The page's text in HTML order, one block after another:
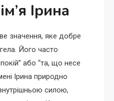
Ірина
значення, яке добре
Його часто
або “та, що несе
Ірина природно
силою,